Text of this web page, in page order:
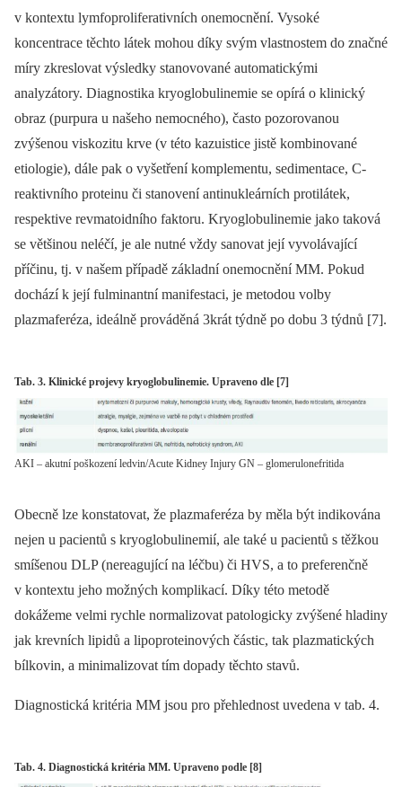
v kontextu lymfoproliferativních onemocnění. Vysoké
koncentrace těchto látek mohou díky svým vlastnostem do značné
míry zkreslovat výsledky stanovované automatickými
analyzátory. Diagnostika kryoglobulin­emie se opírá o klinický
obraz (purpura u našeho nemocného), často pozorovanou
zvýšenou viskozitu krve (v této kazuistice jistě kombinované
etiologie), dále pak o vyšetření komplementu, sedimentace, C-
reaktivního proteinu či stanovení anti­nukleárních protilátek,
respektive revmatoidního faktoru. Kryoglobulinemie jako taková
se většinou neléčí, je ale nutné vždy sanovat její vyvolávající
příčinu, tj. v našem případě základní onemocnění MM. Pokud
dochází k její fulminantní manifestaci, je metodou volby
plazmaferéza, ideálně prováděná 3krát týdně po dobu 3 týdnů [7].
Tab. 3. Klinické projevy kryoglobulinemie. Upraveno dle [7]
AKI – akutní poškození ledvin/Acute Kidney Injury GN – glomerulonefritida
Obecně lze konstatovat, že plazmaferéza by měla být indikována
nejen u pacientů s kryoglobulinemií, ale také u pacientů s těžkou
smíšenou DLP (nereagující na léčbu) či HVS, a to preferenčně
v kontextu jeho možných komplikací. Díky této metodě
dokážeme velmi rychle normalizovat patologicky zvýšené hladiny
jak krevních lipidů a lipoproteinových částic, tak plazmatických
bílkovin, a minimalizovat tím dopady těchto stavů.
Diagnostická kritéria MM jsou pro přehlednost uvedena v tab. 4.
Tab. 4. Diagnostická kritéria MM. Upraveno podle [8]